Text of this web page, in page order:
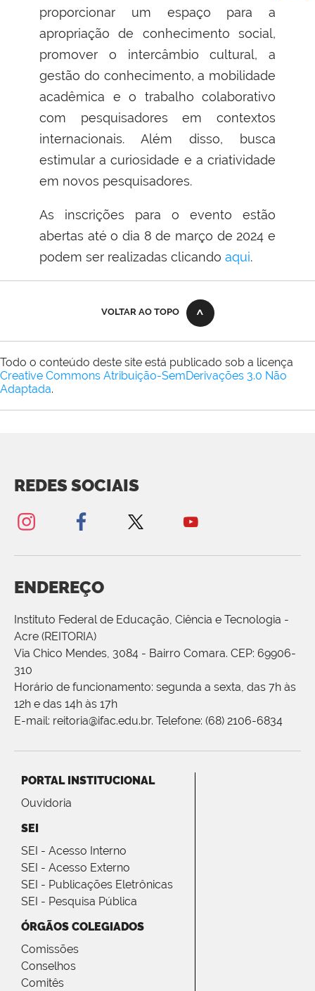
proporcionar um espaço para a
apropriação de conhecimento social,
promover o intercâmbio cultural, a
gestão do conhecimento, a mobilidade
acadêmica e o trabalho colaborativo
com pesquisadores em contextos
internacionais. Além disso, busca
estimular a curiosidade e a criatividade
em novos pesquisadores.
As inscrições para o evento estão
abertas até o dia 8 de março de 2024 e
podem ser realizadas clicando aqui.
VOLTAR AO TOPO
Todo o conteúdo deste site está publicado sob a licença
Creative Commons Atribuição-SemDerivações 3.0 Não
Adaptada.
REDES SOCIAIS
ENDEREÇO
Instituto Federal de Educação, Ciência e Tecnologia -
Acre (REITORIA)
Via Chico Mendes, 3084 - Bairro Comara. CEP: 69906-
310
Horário de funcionamento: segunda a sexta, das 7h às
12h e das 14h às 17h
E-mail: reitoria@ifac.edu.br. Telefone: (68) 2106-6834
PORTAL INSTITUCIONAL
Ouvidoria
SEI
SEI - Acesso Interno
SEI - Acesso Externo
SEI - Publicações Eletrônicas
SEI - Pesquisa Pública
ÓRGÃOS COLEGIADOS
Comissões
Conselhos
Comitês